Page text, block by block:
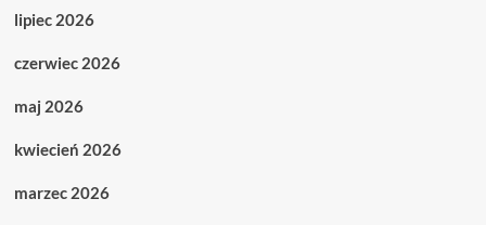
lipiec 2026
czerwiec 2026
maj 2026
kwiecień 2026
marzec 2026